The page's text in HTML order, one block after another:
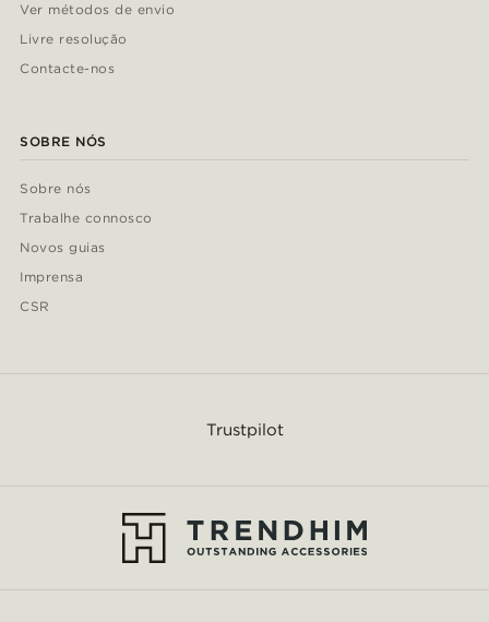
Ver métodos de envio
Livre resolução
Contacte-nos
SOBRE NÓS
Sobre nós
Trabalhe connosco
Novos guias
Imprensa
CSR
Trustpilot